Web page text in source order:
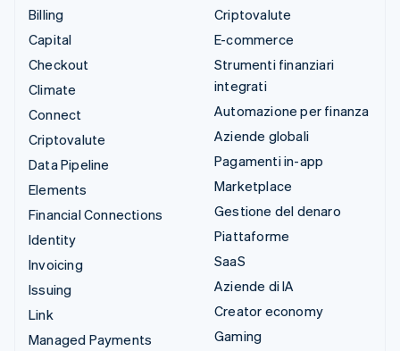
Billing
Capital
Checkout
Climate
Connect
Criptovalute
Data Pipeline
Elements
Financial Connections
Identity
Invoicing
Issuing
Link
Managed Payments
Criptovalute
E-commerce
Strumenti finanziari
integrati
Automazione per finanza
Aziende globali
Pagamenti in-app
Marketplace
Gestione del denaro
Piattaforme
SaaS
Aziende di IA
Creator economy
Gaming